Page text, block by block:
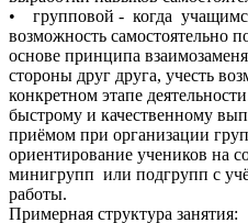
• групповой - когда
возможность самостоятельно
основе принципа
стороны друг друга, учесть
конкретном этапе
быстрому и качественному
приёмом при организации
ориентирование учеников на
минигрупп или подгрупп с
работы.
Примерная структура занятия: